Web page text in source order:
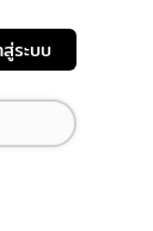
สู่ระบบ